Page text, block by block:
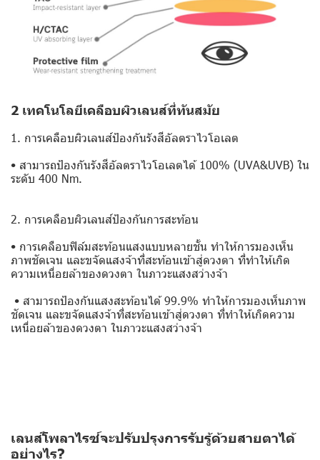
2 เทคโนโลยีเคลือบผิวเลนส์ที่ทันสมัย
1. การเคลือบผิวเลนส์ป้องกันรังสีอัลตราไวโอเลต
• สามารถป้องกันรังสีอัลตราไวโอเลตได้ 100% (UVA&UVB) ใน
ระดับ 400 Nm.
2. การเคลือบผิวเลนส์ป้องกันการสะท้อน
• การเคลือบฟิล์มสะท้อนแสงแบบหลายชั้น ทำให้การมองเห็น
ภาพชัดเจน และขจัดแสงจ้าที่สะท้อนเข้าสู่ดวงตา ที่ทำให้เกิด
ความเหนื่อยล้าของดวงตา ในภาวะแสงสว่างจ้า
• สามารถป้องกันแสงสะท้อนได้ 99.9% ทำให้การมองเห็นภาพ
ชัดเจน และขจัดแสงจ้าที่สะท้อนเข้าสู่ดวงตา ที่ทำให้เกิดความ
เหนื่อยล้าของดวงตา ในภาวะแสงสว่างจ้า
เลนส์โพลาไรซ์จะปรับปรุงการรับรู้ด้วยสายตาได้
อย่างไร?